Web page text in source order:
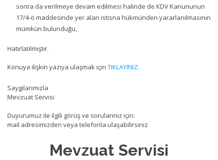
Mevzuat Servisi
sonra da verilmeye devam edilmesi halinde de KDV Kanununun
17/4-ö maddesinde yer alan istisna hükmünden yararlanılmasının
mümkün bulunduğu,
Hatırlatılmıştır.
Konuya ilişkin yazıya ulaşmak için TIKLAYINIZ.
Saygılarımızla
Mevzuat Servisi
Duyurumuz ile ilgili görüş ve sorularınız için:
mail adresimizden veya telefonla ulaşabilirsiniz